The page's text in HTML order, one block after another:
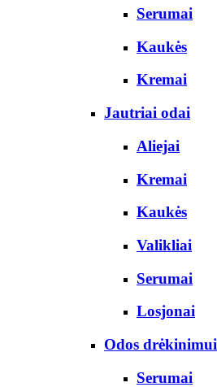
Serumai
Kaukės
Kremai
Jautriai odai
Aliejai
Kremai
Kaukės
Valikliai
Serumai
Losjonai
Odos drėkinimui
Serumai